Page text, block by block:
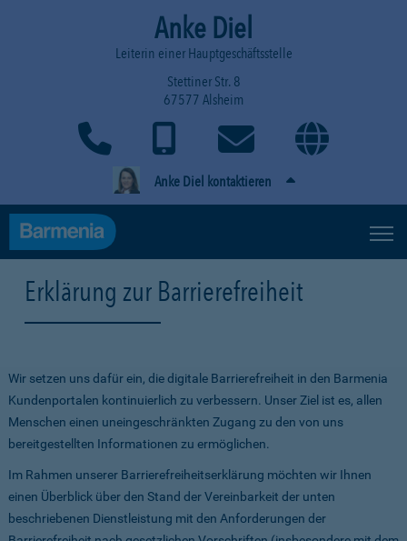
Anke Diel
Leiterin einer Hauptgeschäftsstelle
Stettiner Str. 8
67577 Alsheim
Anke Diel kontaktieren
Erklärung zur Barrierefreiheit
Wir setzen uns dafür ein, die digitale Barrierefreiheit in den Barmenia
Kundenportalen kontinuierlich zu verbessern. Unser Ziel ist es, allen
Menschen einen uneingeschränkten Zugang zu den von uns
bereitgestellten Informationen zu ermöglichen.
Im Rahmen unserer Barrierefreiheitserklärung möchten wir Ihnen
einen Überblick über den Stand der Vereinbarkeit der unten
beschriebenen Dienstleistung mit den Anforderungen der